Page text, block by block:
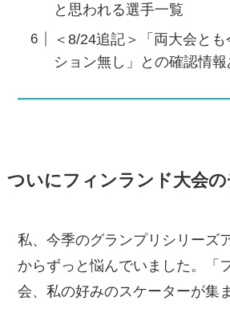
と思われる選手一覧
＜8/24追記＞「両大会と
ション無し」との確認情報
ついにフィンランド大会
私、今季のグランプリシリーズ
からずっと悩んでいました。「
会、私の好みのスケーターが集